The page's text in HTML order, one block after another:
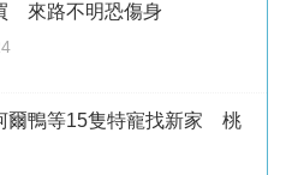
來路不明恐傷身
爾鴨等15隻特寵找新家 桃